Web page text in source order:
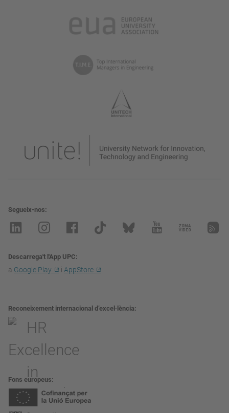
Segueix-nos
Descarrega't l'App UPC
a Google Play i AppStore
Reconeixement internacional d’excel·lència
Fons europeus